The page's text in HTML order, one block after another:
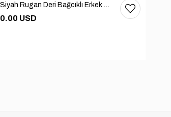
Siyah Rugan Deri Bağcıklı Erkek Günlük Ayakkabı 101-1004-GN502
0.00 USD